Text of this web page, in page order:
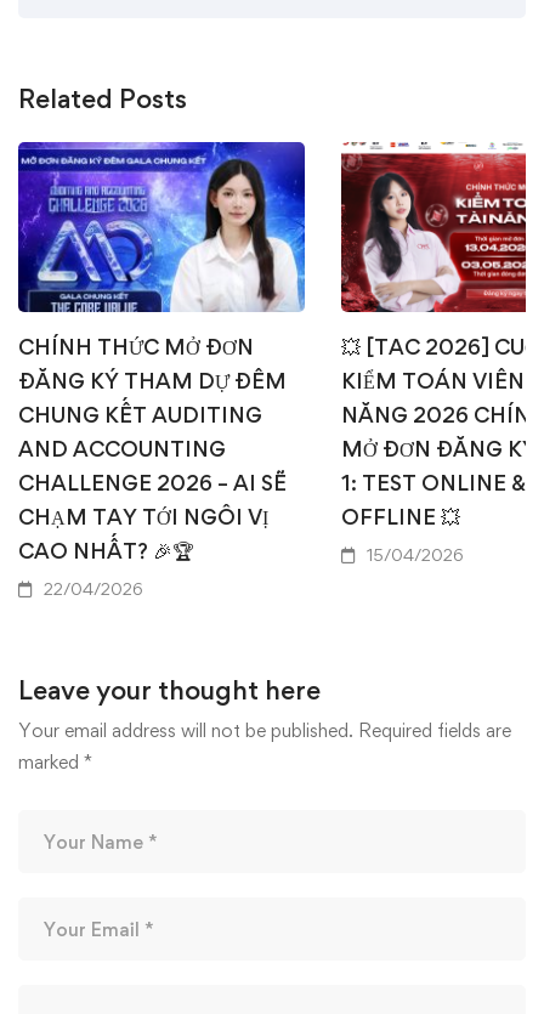
Related Posts
CHÍNH THỨC MỞ ĐƠN
ĐĂNG KÝ THAM DỰ ĐÊM
CHUNG KẾT AUDITING
AND ACCOUNTING
CHALLENGE 2026 – AI SẼ
CHẠM TAY TỚI NGÔI VỊ
CAO NHẤT? 🎉🏆
22/04/2026
💥 [TAC 2026]
KIỂM TOÁN VIÊN
NĂNG 2026
MỞ ĐƠN ĐĂNG KÝ
1: TEST ONLINE &
OFFLINE 💥
15/04/2026
Leave your thought here
Your email address will not be published. Required fields are
marked *